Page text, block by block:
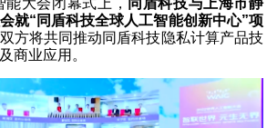
大会闭幕式上， 同盾科技与上海市静
就“同盾科技全球人工智能创新中心”项
方将共同推动同盾科技隐私计算产品技
商业应用。